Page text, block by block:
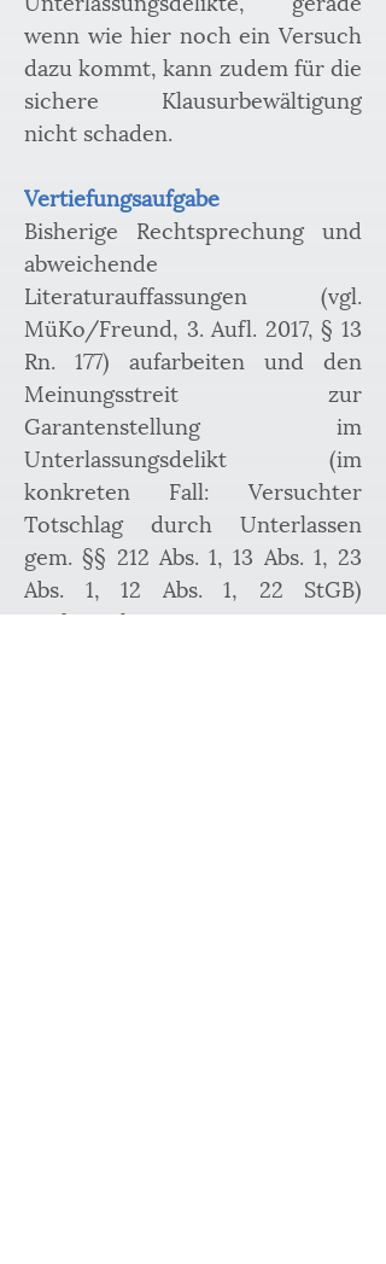
wenn wie hier noch ein Versuch
dazu kommt, kann zudem für die
sichere Klausurbewältigung
nicht schaden.
Vertiefungsaufgabe
Bisherige Rechtsprechung und
abweichende
Literaturauffassungen (vgl.
MüKo/Freund, 3. Aufl. 2017, § 13
Rn. 177) aufarbeiten und den
Meinungsstreit zur
Garantenstellung im
Unterlassungsdelikt (im
konkreten Fall: Versuchter
Totschlag durch Unterlassen
gem. §§ 212 Abs. 1, 13 Abs. 1, 23
Abs. 1, 12 Abs. 1, 22 StGB)
ausformulieren;